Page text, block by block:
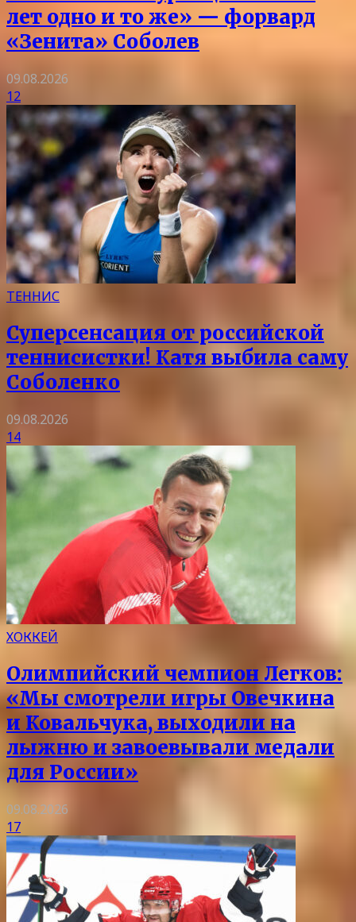
лет одно и то же» — форвард
«Зенита» Соболев
09.08.2026
12
ТЕННИС
Суперсенсация от российской
теннисистки! Катя выбила саму
Соболенко
09.08.2026
14
ХОККЕЙ
Олимпийский чемпион Легков:
«Мы смотрели игры Овечкина
и Ковальчука, выходили на
лыжню и завоевывали медали
для России»
09.08.2026
17